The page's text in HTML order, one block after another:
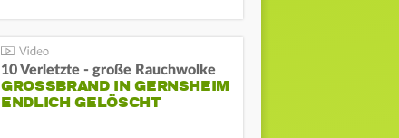
10 Verletzte - große Rauchwolke
GROSSBRAND IN GERNSHEIM E
NDLICH GELÖSCHT